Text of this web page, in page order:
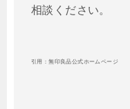
相談ください。
引用：無印良品公式ホームページ